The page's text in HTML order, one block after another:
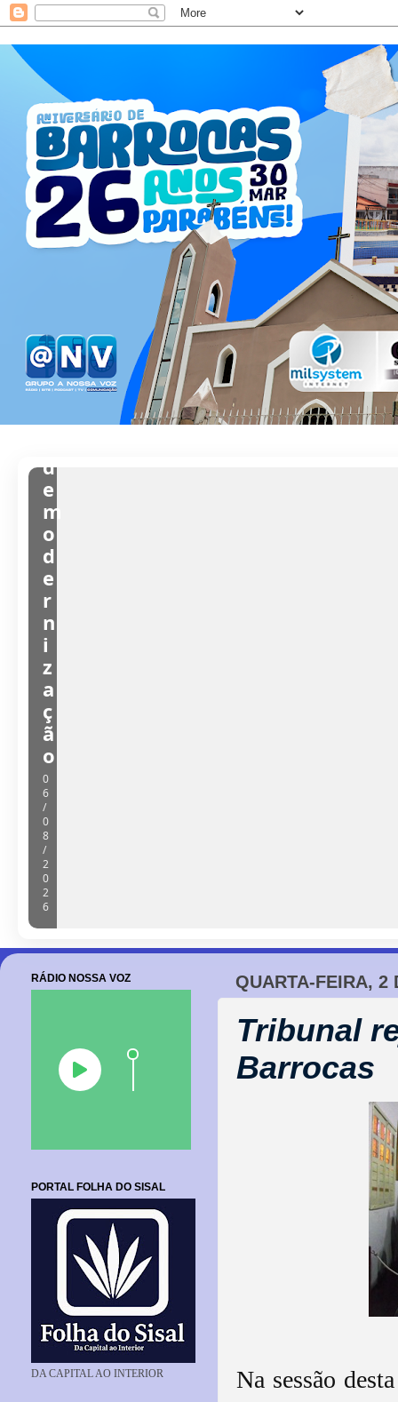
Câmara de Barrocas retoma
cobranças à gestão e anúncio de
06/08/2026
QUARTA-FEIRA, 2
Tribunal
Barrocas
Na sessão
RÁDIO NOSSA VOZ
PORTAL FOLHA DO SISAL
DA CAPITAL AO INTERIOR